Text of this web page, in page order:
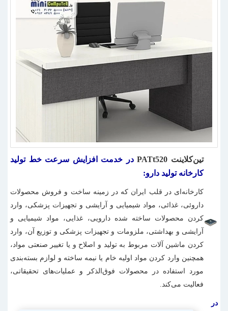
تین‌کلاینت PAT‌t520
در خدمت افزایش سرعت خط تولید
کارخانه تولید دارو:
کارخانه‌ای در قلب ایران که در زمینه ساخت و فروش محصولات
داروئی، غذائی، مواد شیمیایی و آرایشی و تجهیزات پزشکی، وارد
کردن محصولات ساخته شده دارویی، غذایی، مواد شیمیایی و
آرایشی و بهداشتی، ملزومات و تجهیزات پزشکی و توزیع آن، وارد
کردن ماشین آلات مربوط به تولید و اصلاح و یا تغییر صنعتی مواد،
همچنین وارد کردن مواد اولیه خام یا نیمه‌ ساخته و لوازم بسته‌بندی
مورد استفاده در محصولات فوق‌الذکر و عملیات‌های تحقیقاتی،
فعالیت می‌کند.
در